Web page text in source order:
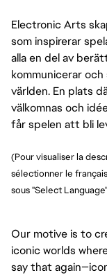
Electronic Arts
som inspirerar
alla en del av
kommunicerar
världen. En plats
välkomnas och
får spelen att bli
(Pour visualiser la
sélectionner le
sous "Select
Our motive is to
iconic worlds
say that